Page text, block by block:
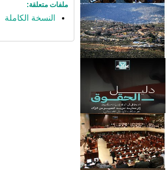
ملفات متعلقة:
النسخة الكاملة